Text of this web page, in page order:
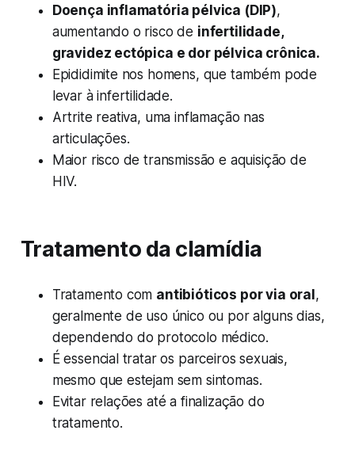
Doença inflamatória pélvica (DIP),
aumentando o risco de infertilidade,
gravidez ectópica e dor pélvica crônica.
Epididimite nos homens, que também pode
levar à infertilidade.
Artrite reativa, uma inflamação nas
articulações.
Maior risco de transmissão e aquisição de
HIV.
Tratamento da clamídia
Tratamento com antibióticos por via oral,
geralmente de uso único ou por alguns dias,
dependendo do protocolo médico.
É essencial tratar os parceiros sexuais,
mesmo que estejam sem sintomas.
Evitar relações até a finalização do
tratamento.